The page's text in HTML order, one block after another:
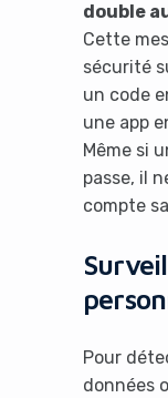
double
Cette
sécurité
un code
une app
Même si
passe, il
compte
Pour
données